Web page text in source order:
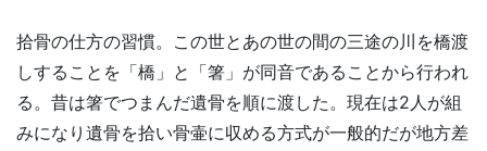
拾骨の仕方の習慣。この世とあの世の間の三途の川を橋渡
しすることを「橋」と「箸」が同音であることから行われ
る。昔は箸でつまんだ遺骨を順に渡した。現在は2人が組
みになり遺骨を拾い骨壷に収める方式が一般的だが地方差